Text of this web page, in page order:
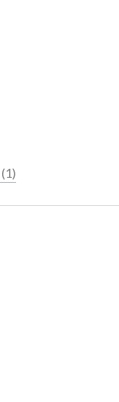
(1)